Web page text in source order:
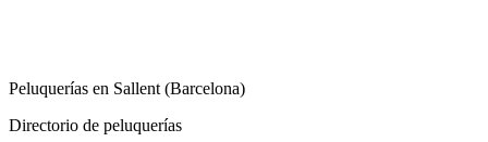
Peluquerías en Sallent (Barcelona)
Directorio de peluquerías